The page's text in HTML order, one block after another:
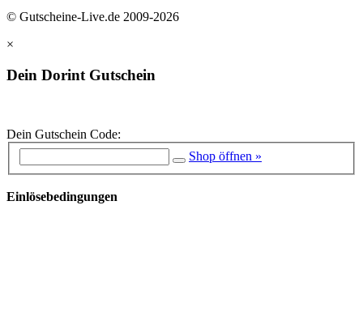
© Gutscheine-Live.de 2009-2026
×
Dein Dorint Gutschein
Dein Gutschein Code:
Shop öffnen »
Einlösebedingungen